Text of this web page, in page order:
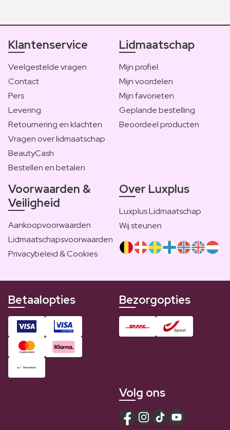
Klantenservice
Veelgestelde vragen
Contact
Pers
Levering
Retournering en klachten
Vragen over lidmaatschap
BeautyCash
Bestellen en betalen
Lidmaatschap
Mijn profiel
Mijn voordelen
Mijn favorieten
Geplande bestelling
Beoordeel producten
Voorwaarden &
Veiligheid
Aankoopvoorwaarden
Lidmaatschapsvoorwaarden
Privacybeleid & Cookies
Over Luxplus
Luxplus Lidmaatschap
Wij steunen
Betaalopties Bezorgopties
Volg ons